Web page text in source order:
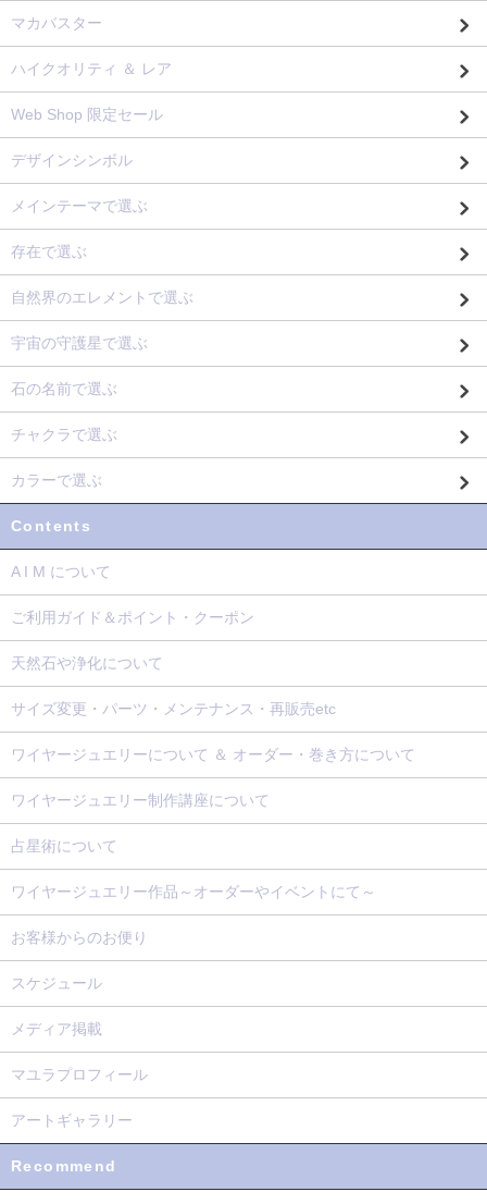
マカバスター
ハイクオリティ ＆ レア
Web Shop 限定セール
デザインシンボル
メインテーマで選ぶ
存在で選ぶ
自然界のエレメントで選ぶ
宇宙の守護星で選ぶ
石の名前で選ぶ
チャクラで選ぶ
カラーで選ぶ
Contents
A I M について
ご利用ガイド＆ポイント・クーポン
天然石や浄化について
サイズ変更・パーツ・メンテナンス・再販売etc
ワイヤージュエリーについて ＆ オーダー・巻き方について
ワイヤージュエリー制作講座について
占星術について
ワイヤージュエリー作品～オーダーやイベントにて～
お客様からのお便り
スケジュール
メディア掲載
マユラプロフィール
アートギャラリー
Recommend